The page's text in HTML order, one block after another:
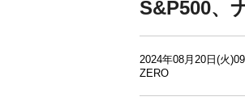
S&P500、
2024年08月20日(火
ZERO